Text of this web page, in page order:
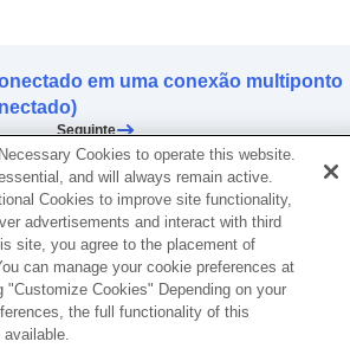
em uma conexão multiponto
Seguinte
Controlar a música em
Cookies to operate this website.
and will always remain active.
Cookies to improve site functionality,
advertisements and interact with third
site, you agree to the placement of
can manage your cookie preferences at
Cookies" Depending on your
the full functionality of this